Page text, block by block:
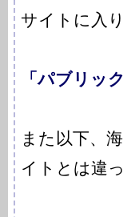
サイトに入
「パブリッ
また以下、
イトとは違